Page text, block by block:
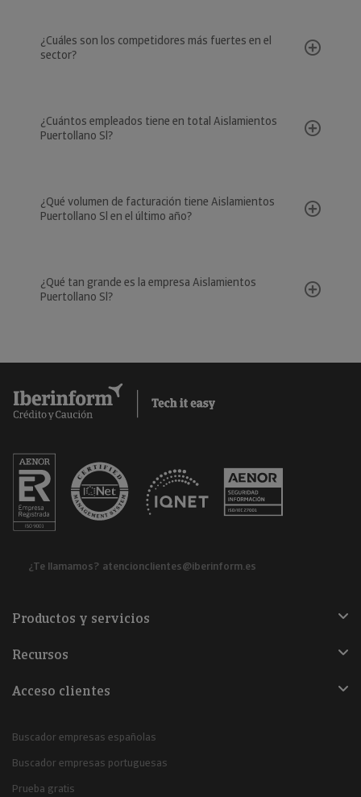
¿Cuáles son los competidores más fuertes en el
sector?
¿Cuántos empleados tiene en total Aislamientos
Puertollano Sl?
¿Qué volumen de facturación tiene Aislamientos
Puertollano Sl en el último año?
¿Qué tan grande es la empresa Aislamientos
Puertollano Sl?
¿Te llamamos? atencionclientes@iberinform.es
Productos y servicios
Recursos
Acceso clientes
Buscador empresas españolas
Buscador empresas portuguesas
Prueba gratis